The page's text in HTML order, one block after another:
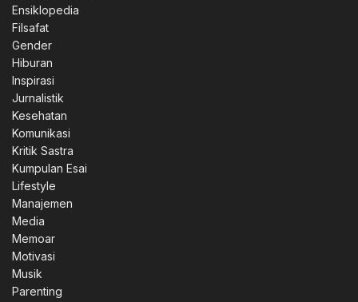
Ensiklopedia
Filsafat
Gender
Hiburan
Inspirasi
Jurnalistik
Kesehatan
Komunikasi
Kritik Sastra
Kumpulan Esai
Lifestyle
Manajemen
Media
Memoar
Motivasi
Musik
Parenting